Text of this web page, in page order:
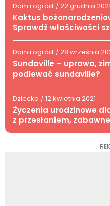
Dom i ogród / 22 grudnia 2021
Kaktus
Sprawdź właściwości
Dom i ogród / 28 września
Sundaville – uprawa,
podlewać sundaville?
Dziecko / 12 kwietnia 2021
Życzenia urodzinowe
z przesłaniem,